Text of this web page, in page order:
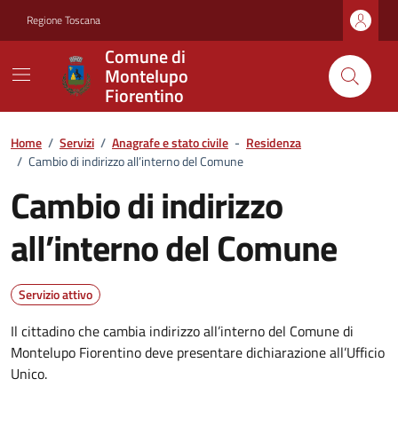
Regione Toscana
Comune di
Montelupo
Fiorentino
Home / Servizi / Anagrafe e stato civile - Residenza
/ Cambio di indirizzo all’interno del Comune
Cambio di indirizzo
all’interno del Comune
Servizio attivo
Il cittadino che cambia indirizzo all’interno del Comune di
Montelupo Fiorentino deve presentare dichiarazione all’Ufficio
Unico.